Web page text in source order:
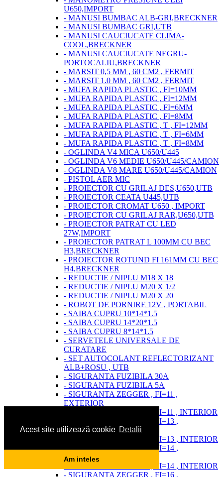
Acest site utilizează cookie Detalii
Am inteles
U650,IMPORT
- MANUSI BUMBAC ALB-GRI,BRECKNER
- MANUSI BUMBAC GRI,UTB
- MANUSI CAUCIUCATE CLIMA-
COOL,BRECKNER
- MANUSI CAUCIUCATE NEGRU-
PORTOCALIU,BRECKNER
- MARSIT 0,5 MM , 60 CM2 , FERMIT
- MARSIT 1.0 MM , 60 CM2 , FERMIT
- MUFA RAPIDA PLASTIC , FI=10MM
- MUFA RAPIDA PLASTIC , FI=12MM
- MUFA RAPIDA PLASTIC , FI=6MM
- MUFA RAPIDA PLASTIC , FI=8MM
- MUFA RAPIDA PLASTIC , T , FI=12MM
- MUFA RAPIDA PLASTIC , T , FI=6MM
- MUFA RAPIDA PLASTIC , T , FI=8MM
- OGLINDA V4 MICA U650/U445
- OGLINDA V6 MEDIE U650/U445/CAMION
- OGLINDA V8 MARE U650/U445/CAMION
- PISTOL AER MIC
- PROIECTOR CU GRILAJ DES,U650,UTB
- PROIECTOR CEATA U445,UTB
- PROIECTOR CROMAT U650 , IMPORT
- PROIECTOR CU GRILAJ RAR,U650,UTB
- PROIECTOR PATRAT CU LED
27W,IMPORT
- PROIECTOR PATRAT L 100MM CU BEC
H3,BRECKNER
- PROIECTOR ROTUND FI 161MM CU BEC
H4,BRECKNER
- REDUCTIE / NIPLU M18 X 18
- REDUCTIE / NIPLU M20 X 1/2
- REDUCTIE / NIPLU M20 X 20
- ROBOT DE PORNIRE 12V , PORTABIL
- SAIBA CUPRU 10*14*1.5
- SAIBA CUPRU 14*20*1.5
- SAIBA CUPRU 8*14*1.5
- SERVETELE UNIVERSALE DE
CURATARE
- SET AUTOCOLANT REFLECTORIZANT
ALB+ROSU , UTB
- SIGURANTA FUZIBILA 30A
- SIGURANTA FUZIBILA 5A
- SIGURANTA ZEGGER , FI=11 ,
EXTERIOR
- SIGURANTA ZEGGER , FI=11 , INTERIOR
- SIGURANTA ZEGGER , FI=13 ,
EXTERIOR
- SIGURANTA ZEGGER , FI=13 , INTERIOR
- SIGURANTA ZEGGER , FI=14 ,
EXTERIOR
- SIGURANTA ZEGGER , FI=14 , INTERIOR
- SIGURANTA ZEGGER , FI=16 ,